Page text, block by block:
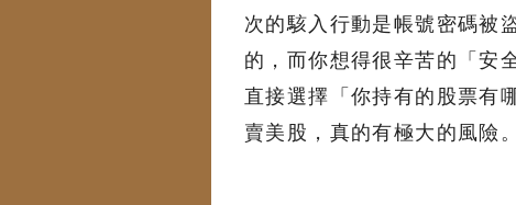
次的駭入行動是帳號密碼被
的，而你想得很辛苦的「安
直接選擇「你持有的股票有
賣美股，真的有極大的風險